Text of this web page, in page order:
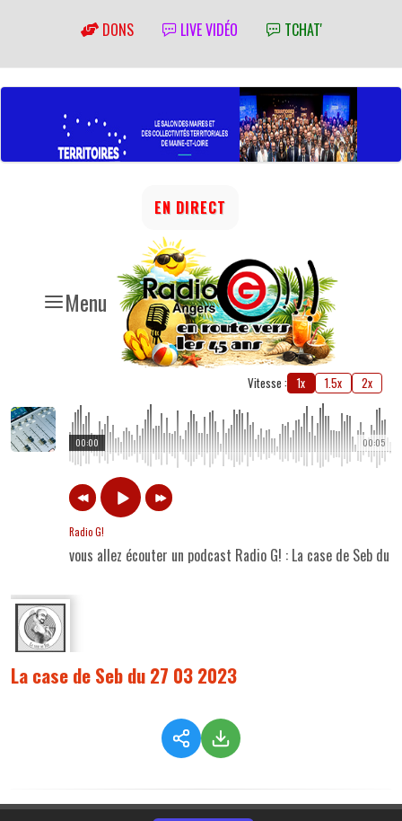
DONS LIVE VIDÉO TCHAT'
Menu
EN DIRECT
Vitesse : 1x 1.5x 2x
00:05
00:00
Radio G!
vous allez écouter un podcast Radio G! : La case de Seb du
La case de Seb du 27 03 2023